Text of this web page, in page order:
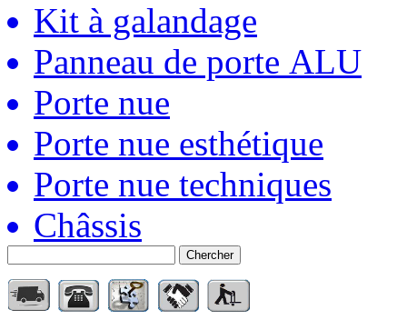
Kit à galandage
Panneau de porte ALU
Porte nue
Porte nue esthétique
Porte nue techniques
Châssis
Chercher